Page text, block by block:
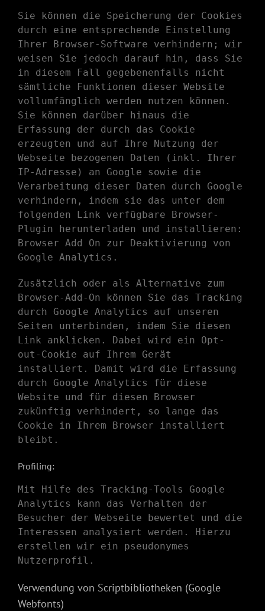
Sie können die Speicherung der Cookies
durch eine entsprechende Einstellung
Ihrer Browser-Software verhindern; wir
weisen Sie jedoch darauf hin, dass Sie
in diesem Fall gegebenenfalls nicht
sämtliche Funktionen dieser Website
vollumfänglich werden nutzen können.
Sie können darüber hinaus die
Erfassung der durch das Cookie
erzeugten und auf Ihre Nutzung der
Webseite bezogenen Daten (inkl. Ihrer
IP-Adresse) an Google sowie die
Verarbeitung dieser Daten durch Google
verhindern, indem sie das unter dem
folgenden Link verfügbare Browser-
Plugin herunterladen und installieren:
Browser Add On zur Deaktivierung von
Google Analytics .
Zusätzlich oder als Alternative zum
Browser-Add-On können Sie das Tracking
durch Google Analytics auf unseren
Seiten unterbinden, indem Sie diesen
Link anklicken . Dabei wird ein Opt-
out-Cookie auf Ihrem Gerät
installiert. Damit wird die Erfassung
durch Google Analytics für diese
Website und für diesen Browser
zukünftig verhindert, so lange das
Cookie in Ihrem Browser installiert
bleibt.
Profiling:
Mit Hilfe des Tracking-Tools Google
Analytics kann das Verhalten der
Besucher der Webseite bewertet und die
Interessen analysiert werden. Hierzu
erstellen wir ein pseudonymes
Nutzerprofil.
Verwendung von Scriptbibliotheken (Google
Webfonts)